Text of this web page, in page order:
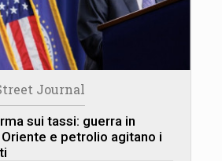
Journal
sui tassi: guerra in
e petrolio agitano i